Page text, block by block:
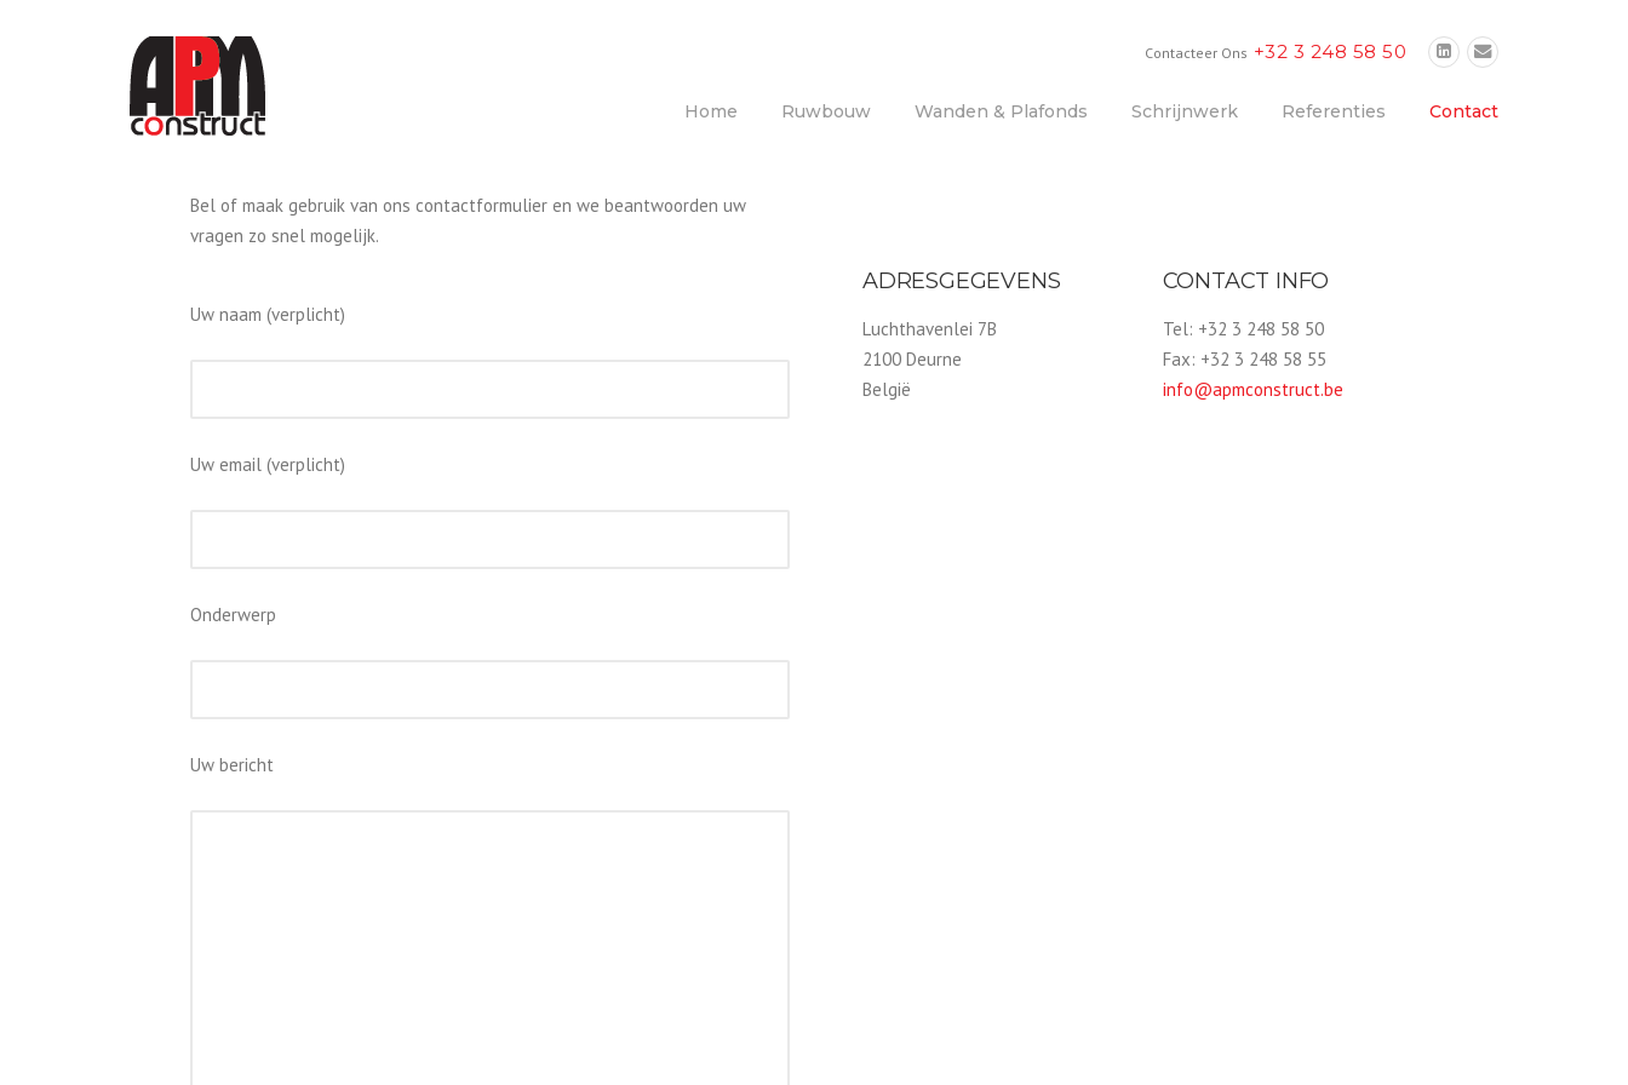
Contacteer Ons +32 3 248 58 50
Home Ruwbouw Wanden & Plafonds Schrijnwerk Referenties Contact
Bel of maak gebruik van ons contactformulier en we beantwoorden uw
vragen zo snel mogelijk.
Uw naam (verplicht)
Uw email (verplicht)
Onderwerp
Uw bericht
ADRESGEGEVENS
Luchthavenlei 7B
2100 Deurne
België
CONTACT INFO
Tel: +32 3 248 58 50
Fax: +32 3 248 58 55
info@apmconstruct.be